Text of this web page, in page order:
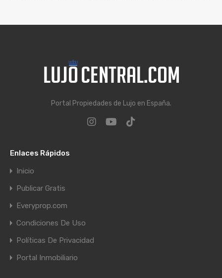
Portal Propiedades de Lujo en España.
Enlaces Rápidos
Inicio
Publicar Gratis
Everyprop.com
Condiciones De Uso
Políticas De Privacidad
Portal Inmobiliario